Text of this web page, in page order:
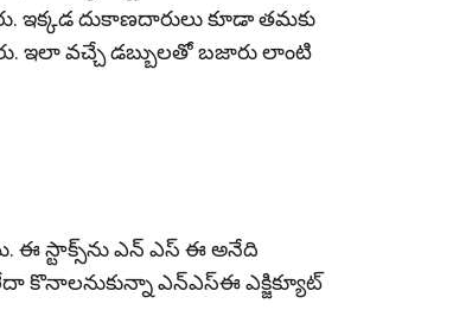
ఇక్క‌డ దుకాణ‌దారులు కూడా త‌మ‌కు
ఇలా వ‌చ్చే డ‌బ్బుల‌తో బ‌జారు లాంటి
ఈ స్టాక్స్‌ను ఎన్ ఎస్ ఈ అనేది
కొనాలనుకున్నా ఎన్ఎస్ఈ ఎక్జిక్యూట్